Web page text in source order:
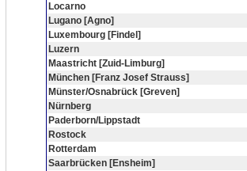
Locarno
Lugano [Agno]
Luxembourg [Findel]
Luzern
Maastricht [Zuid-Limburg]
München [Franz Josef Strauss]
Münster/Osnabrück [Greven]
Nürnberg
Paderborn/Lippstadt
Rostock
Rotterdam
Saarbrücken [Ensheim]